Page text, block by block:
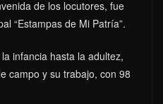
de los locutores, fue
“Estampas de Mi Patría”.
infancia hasta la adultez,
campo y su trabajo, con 98